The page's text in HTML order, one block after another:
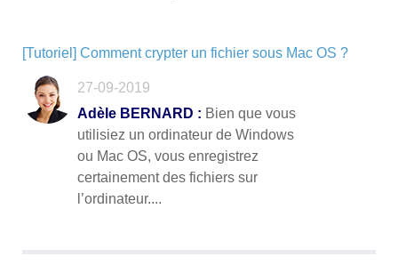
[Tutoriel] Comment crypter un fichier sous Mac OS ?
27-09-2019
Adèle BERNARD : Bien que vous
utilisiez un ordinateur de Windows
ou Mac OS, vous enregistrez
certainement des fichiers sur
l’ordinateur....